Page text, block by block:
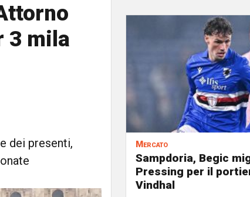
3 mila
dei presenti,
Mercato
Sampdoria, Begic
Pressing per il
Vindhal